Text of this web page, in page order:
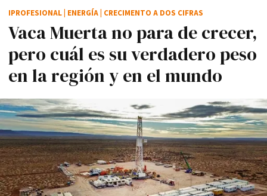
Vaca Muerta no para de crecer,
pero cuál es su verdadero peso
en la región y en el mundo
IPROFESIONAL ENERGÍA CRECIMENTO A DOS CIFRAS